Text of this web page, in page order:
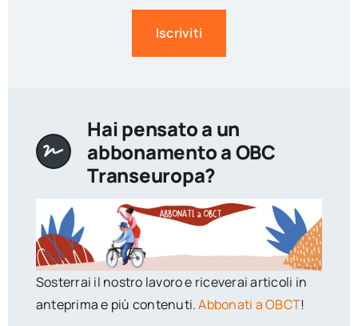
Iscriviti
Hai pensato a un
abbonamento a OBC
Transeuropa?
Sosterrai il nostro lavoro e riceverai articoli in
anteprima e più contenuti.Abbonati a OBCT!